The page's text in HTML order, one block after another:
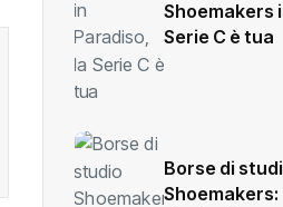
Shoemakers
Serie C è tua
Borse di
Shoemakers: